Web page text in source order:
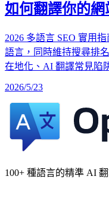
如何翻譯你的網
2026 多語言 SEO 實用
語言，同時維持搜尋排
在地化、AI 翻譯常見陷
2026/5/23
100+ 種語言的精準 AI